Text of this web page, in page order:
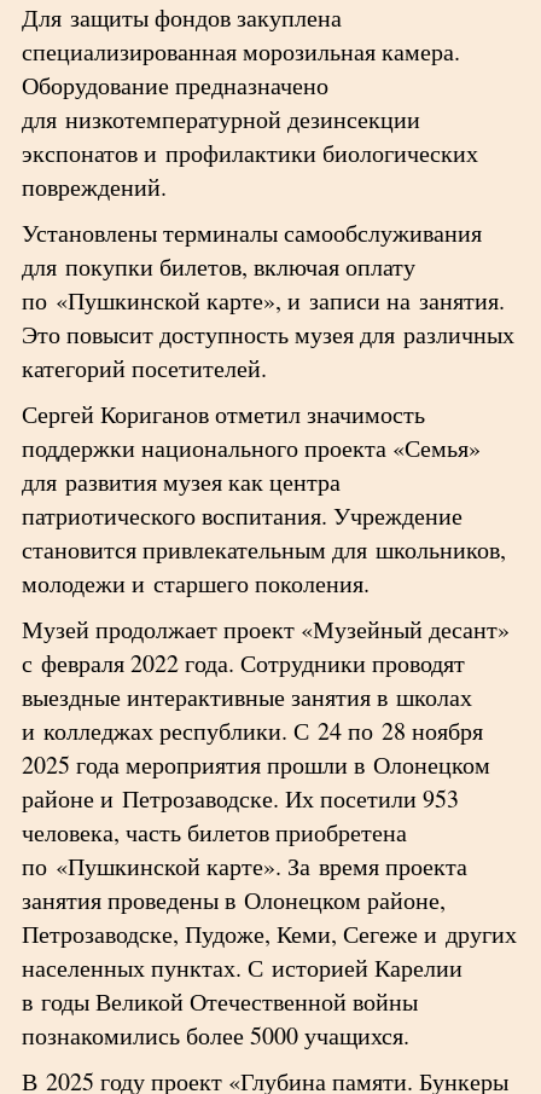
Для защиты фондов закуплена
специализированная морозильная камера.
Оборудование предназначено
для низкотемпературной дезинсекции
экспонатов и профилактики биологических
повреждений.
Установлены терминалы самообслуживания
для покупки билетов, включая оплату
по «Пушкинской карте», и записи на занятия.
Это повысит доступность музея для различных
категорий посетителей.
Сергей Кориганов отметил значимость
поддержки национального проекта «Семья»
для развития музея как центра
патриотического воспитания. Учреждение
становится привлекательным для школьников,
молодежи и старшего поколения.
Музей продолжает проект «Музейный десант»
с февраля 2022 года. Сотрудники проводят
выездные интерактивные занятия в школах
и колледжах республики. С 24 по 28 ноября
2025 года мероприятия прошли в Олонецком
районе и Петрозаводске. Их посетили 953
человека, часть билетов приобретена
по «Пушкинской карте». За время проекта
занятия проведены в Олонецком районе,
Петрозаводске, Пудоже, Кеми, Сегеже и других
населенных пунктах. С историей Карелии
в годы Великой Отечественной войны
познакомились более 5000 учащихся.
В 2025 году проект «Глубина памяти. Бункеры